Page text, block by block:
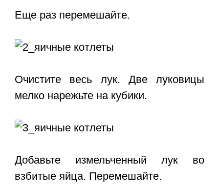
Еще раз перемешайте.
Очистите весь лук. Две луковицы
мелко нарежьте на кубики.
Добавьте измельченный лук во
взбитые яйца. Перемешайте.